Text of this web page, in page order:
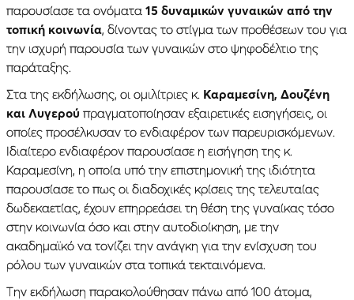
παρουσίασε τα ονόματα 15 δυναμικών γυναικών από την
τοπική κοινωνία, δίνοντας το στίγμα των προθέσεων του για
την ισχυρή παρουσία των γυναικών στο ψηφοδέλτιο της
παράταξης.
Στα της εκδήλωσης, οι ομιλίτριες κ. Καραμεσίνη, Δουζένη
και Λυγερού πραγματοποίησαν εξαιρετικές εισηγήσεις, οι
οποίες προσέλκυσαν το ενδιαφέρον των παρευρισκόμενων.
Ιδιαίτερο ενδιαφέρον παρουσίασε η εισήγηση της κ.
Καραμεσίνη, η οποία υπό την επιστημονική της ιδιότητα
παρουσίασε το πως οι διαδοχικές κρίσεις της τελευταίας
δωδεκαετίας, έχουν επηρρεάσει τη θέση της γυναίκας τόσο
στην κοινωνία όσο και στην αυτοδιοίκηση, με την
ακαδημαϊκό να τονίζει την ανάγκη για την ενίσχυση του
ρόλου των γυναικών στα τοπικά τεκταινόμενα.
Την εκδήλωση παρακολούθησαν πάνω από 100 άτομα,